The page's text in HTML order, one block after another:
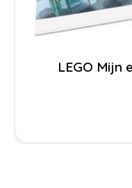
LEGO Mijn